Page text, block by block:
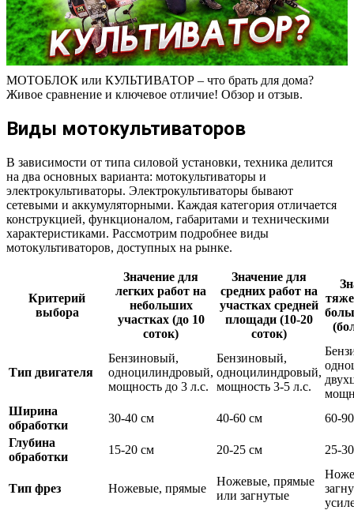
МОТОБЛОК или КУЛЬТИВАТОР – что брать для дома?
Живое сравнение и ключевое отличие! Обзор и отзыв.
Виды мотокультиваторов
В зависимости от типа силовой установки, техника делится
на два основных варианта: мотокультиваторы и
электрокультиваторы. Электрокультиваторы бывают
сетевыми и аккумуляторными. Каждая категория отличается
конструкцией, функционалом, габаритами и техническими
характеристиками. Рассмотрим подробнее виды
мотокультиваторов, доступных на рынке.
Критерий
выбора
Значение для
легких работ на
небольших
участках (до 10
соток)
Значение для
средних работ на
участках средней
площади (10-20
соток)
Тип двигателя
Бензиновый,
одноцилиндровый,
мощность до 3 л.с.
Бензиновый,
одноцилиндровый,
мощность 3-5 л.с.
Ширина
обработки
30-40 см 40-60 см
60-
Глубина
обработки
15-20 см 20-25 см 25-
Тип фрез Ножевые, прямые
Ножевые, прямые
или загнутые